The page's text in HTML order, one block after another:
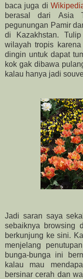
baca juga di
berasal dari Asia
pegunungan Pamir
di Kazakhstan.
wilayah tropis
dingin untuk dapat
kok gak dibawa
kalau hanya jadi
Jadi saran saya
sebaiknya browsing
berkunjung ke sini.
menjelang
bunga-bunga ini
kalau mau
bersinar cerah dan